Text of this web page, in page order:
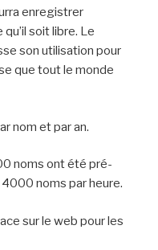
enregistrer
soit libre. Le
son utilisation pour
que tout le monde
nom et par an.
noms ont été pré-
noms par heure.
sur le web pour les